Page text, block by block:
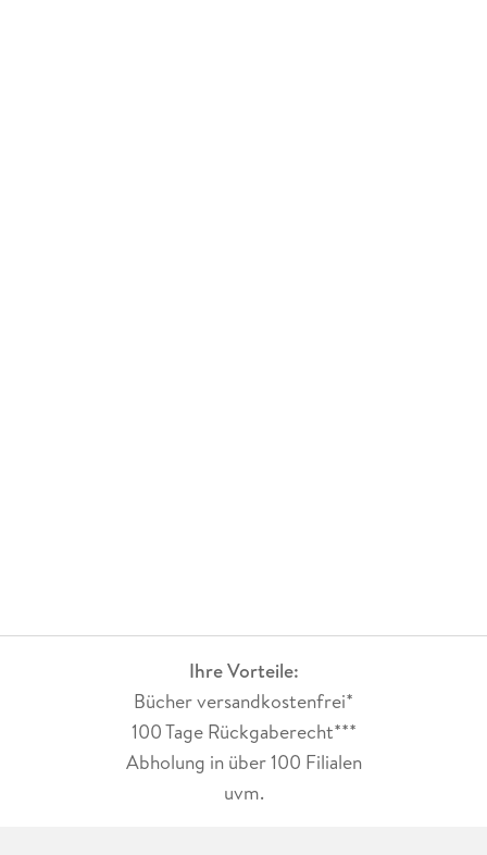
Ihre Vorteile:
Bücher versandkostenfrei*
100 Tage Rückgaberecht***
Abholung in über 100 Filialen
uvm.